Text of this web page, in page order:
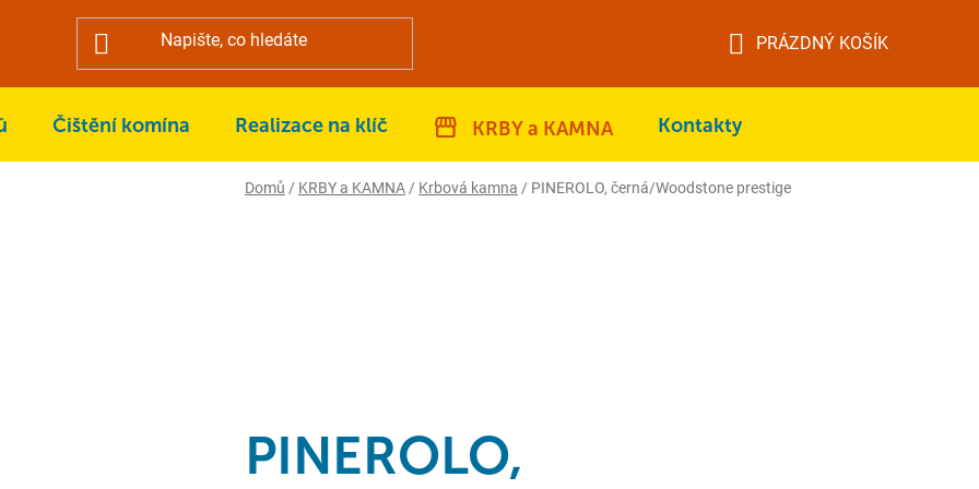
KOŠÍK
PRÁZDNÝ KOŠÍK
Čištění komína Realizace na klíč KRBY a KAMNA Kontakty
Domů / KRBY a KAMNA / Krbová kamna / PINEROLO, černá/Woodstone prestige
PINEROLO,